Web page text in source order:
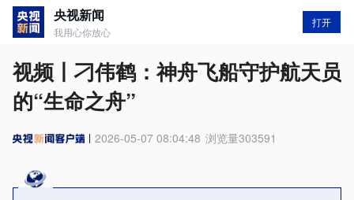
央视新闻
我用心你放心
打开
视频丨刁伟鹤：神舟飞船守护航天员
的“生命之舟”
2026-05-07 08:04:48 浏览量303591